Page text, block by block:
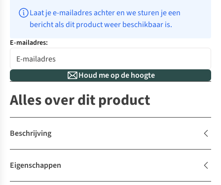
Laat je e-mailadres achter en we sturen je een
bericht als dit product weer beschikbaar is.
E-mailadres:
Houd me op de hoogte
Alles over dit product
Beschrijving
Eigenschappen